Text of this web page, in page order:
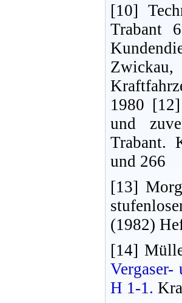
[10]
Trabant
1980
und
Trabant.
und 266
[13]
(1982)
[14]
H 1-1.